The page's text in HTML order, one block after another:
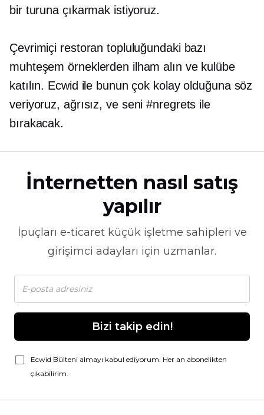
bir turuna çıkarmak istiyoruz.
Çevrimiçi restoran topluluğundaki bazı
muhteşem örneklerden ilham alın ve kulübe
katılın. Ecwid ile bunun çok kolay olduğuna söz
veriyoruz, ağrısız, ve seni #nregrets ile
bırakacak.
İnternetten nasıl satış
yapılır
İpuçları e-ticaretküçük işletme sahipleri ve
girişimci adayları için uzmanlar.
Bizi takip edin!
Ecwid Bülteni almayı kabul ediyorum. Her an abonelikten
çıkabilirim.